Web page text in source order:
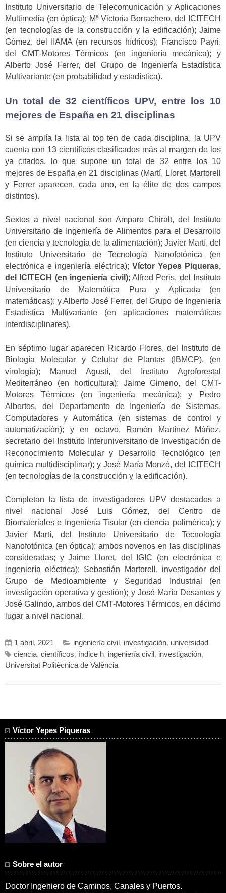
Instituto Universitario de Telecomunicación y Aplicaciones
Multimedia (en óptica); Mª Victoria Borrachero, del ICITECH
(en tecnologías de la construcción y la edificación); Jaime
Gómez, del IIAMA (en recursos hídricos); Francisco Payri,
del CMT-Motores Térmicos (en ingeniería mecánica); y
Alberto José Ferrer, del Grupo de Ingeniería Estadística
Multivariante (en probabilidad y estadística).
Un total de 32 científicos UPV, entre los 10
mejores de España en 21 disciplinas
Si se amplía la lista al top ten de cada disciplina, la UPV
cuenta con 13 científicos clasificados más al margen de los
ya citados, lo que supone un total de 32 entre los 10
mejores de España en 21 disciplinas (Martí, Lloret, Martorell
y Ferrer aparecen, cada uno, en la élite de dos campos
distintos).
Sextos a nivel nacional son Amparo Chiralt, del Instituto
Universitario de Ingeniería de Alimentos para el Desarrollo
(en ciencia y tecnología de la alimentación); Javier Martí, del
Instituto Universitario de Tecnología Nanofotónica (en
electrónica e ingeniería eléctrica); Víctor Yepes Piqueras,
del ICITECH (en ingeniería civil); Alfred Peris, del Instituto
Universitario de Matemática Pura y Aplicada (en
matemáticas); y Alberto José Ferrer, del Grupo de Ingeniería
Estadística Multivariante (en aplicaciones matemáticas
interdisciplinares).
En séptimo lugar aparecen Ricardo Flores, del Instituto de
Biología Molecular y Celular de Plantas (IBMCP), (en
virología); Manuel Agustí, del Instituto Agroforestal
Mediterráneo (en horticultura); Jaime Gimeno, del CMT-
Motores Térmicos (en ingeniería mecánica); y Pedro
Albertos, del Departamento de Ingeniería de Sistemas,
Computadores y Automática (en sistemas de control y
automatización); y en octavo, Ramón Martínez Máñez,
secretario del Instituto Interuniversitario de Investigación de
Reconocimiento Molecular y Desarrollo Tecnológico (en
química multidisciplinar); y José María Monzó, del ICITECH
(en tecnologías de la construcción y la edificación).
Completan la lista de investigadores UPV destacados a
nivel nacional José Luis Gómez, del Centro de
Biomateriales e Ingeniería Tisular (en ciencia polimérica); y
Javier Martí, del Instituto Universitario de Tecnología
Nanofotónica (en óptica); ambos novenos en las disciplinas
consideradas; y Jaime Lloret, del IGIC (en electrónica e
ingeniería eléctrica); Sebastián Martorell, investigador del
Grupo de Medioambiente y Seguridad Industrial (en
investigación operativa y gestión); y José María Desantes y
José Galindo, ambos del CMT-Motores Térmicos, en décimo
lugar a nivel nacional.
1 abril, 2021 ingeniería civil, investigación, universidad
ciencia, científicos, índice h, ingeniería civil, investigación,
Universitat Politècnica de València
Víctor Yepes Piqueras
Sobre el autor
Doctor Ingeniero de Caminos, Canales y Puertos.